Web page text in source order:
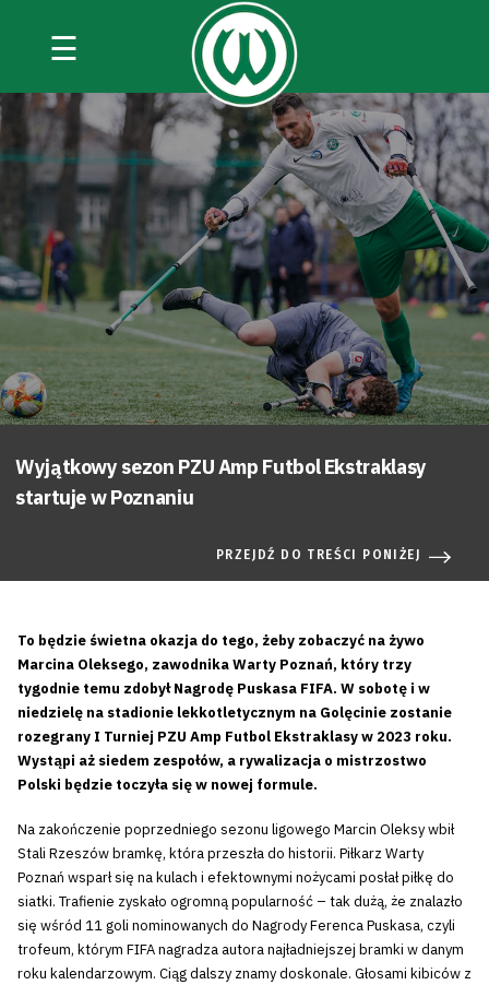
☰
Wyjątkowy sezon PZU Amp Futbol Ekstraklasy
startuje w Poznaniu
PRZEJDŹ DO TREŚCI PONIŻEJ
To będzie świetna okazja do tego, żeby zobaczyć na żywo
Marcina Oleksego, zawodnika Warty Poznań, który trzy
tygodnie temu zdobył Nagrodę Puskasa FIFA. W sobotę i w
niedzielę na stadionie lekkotletycznym na Golęcinie zostanie
rozegrany I Turniej PZU Amp Futbol Ekstraklasy w 2023 roku.
Wystąpi aż siedem zespołów, a rywalizacja o mistrzostwo
Polski będzie toczyła się w nowej formule.
Na zakończenie poprzedniego sezonu ligowego Marcin Oleksy wbił
Stali Rzeszów bramkę, która przeszła do historii. Piłkarz Warty
Poznań wsparł się na kulach i efektownymi nożycami posłał piłkę do
siatki. Trafienie zyskało ogromną popularność – tak dużą, że znalazło
się wśród 11 goli nominowanych do Nagrody Ferenca Puskasa, czyli
trofeum, którym FIFA nagradza autora najładniejszej bramki w danym
roku kalendarzowym. Ciąg dalszy znamy doskonale. Głosami kibiców z